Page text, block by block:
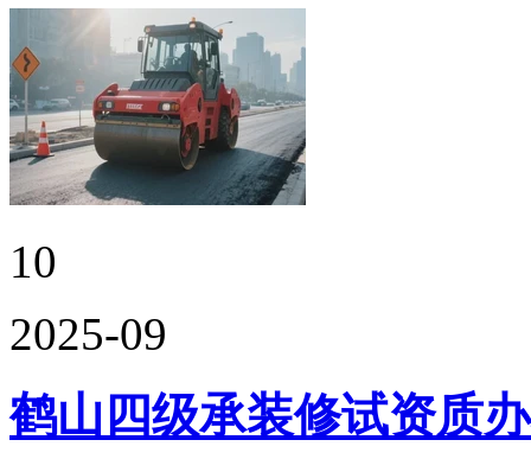
10
2025-09
鹤山四级承装修试资质